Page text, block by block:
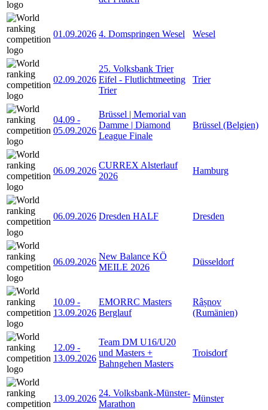
01.09.2026 4. Domspringen Wesel Wesel
02.09.2026
25. Volksbank Trier
Eifel - Flutlichtmeeting
Trier
Trier
04.09 -
05.09.2026
Brüssel | Memorial van
Damme | Diamond
League Finale
Brüssel (Belgien)
06.09.2026
CURREX Alsterlauf
2026
Hamburg
06.09.2026 Dresden HALF Dresden
06.09.2026
New Balance KÖ
MEILE 2026
Düsseldorf
10.09 -
13.09.2026
EMORRC Masters
Berglauf
Râșnov
(Rumänien)
12.09 -
13.09.2026
Team DM U16/U20
und Masters +
Bahngehen Masters
Troisdorf
13.09.2026
24. Volksbank-Münster-
Marathon
Münster